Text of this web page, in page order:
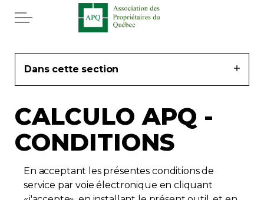
Aller au contenu principal
Accueil
Services
Actualités
Rabais APQ
App APQ
Dans cette section
CALCULO APQ -
CONDITIONS
En acceptant les présentes conditions de
service par voie électronique en cliquant